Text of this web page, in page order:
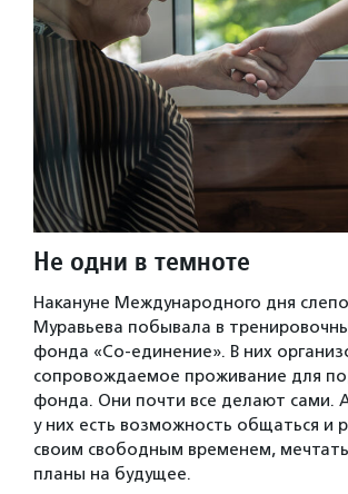
Не одни в темноте
Накануне Международного дня
Муравьева побывала в
фонда «Со-единение». В них
сопровождаемое проживание для
фонда. Они почти все делают сами.
у них есть возможность общаться и
своим свободным временем,
планы на будущее.